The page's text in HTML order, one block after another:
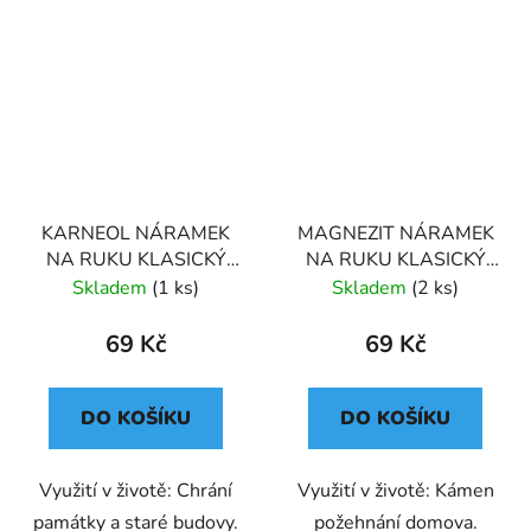
KARNEOL NÁRAMEK
NA RUKU KLASICKÝ
(UNISEX)
Skladem (1 ks)
69 Kč
DO KOŠÍKU
Využití v životě: Chrání
památky a staré budovy.
MAGNEZIT NÁRAMEK
NA RUKU KLASICKÝ
(UNISEX)
Skladem (2 ks)
69 Kč
DO KOŠÍKU
Využití v životě: Kámen
požehnání domova.